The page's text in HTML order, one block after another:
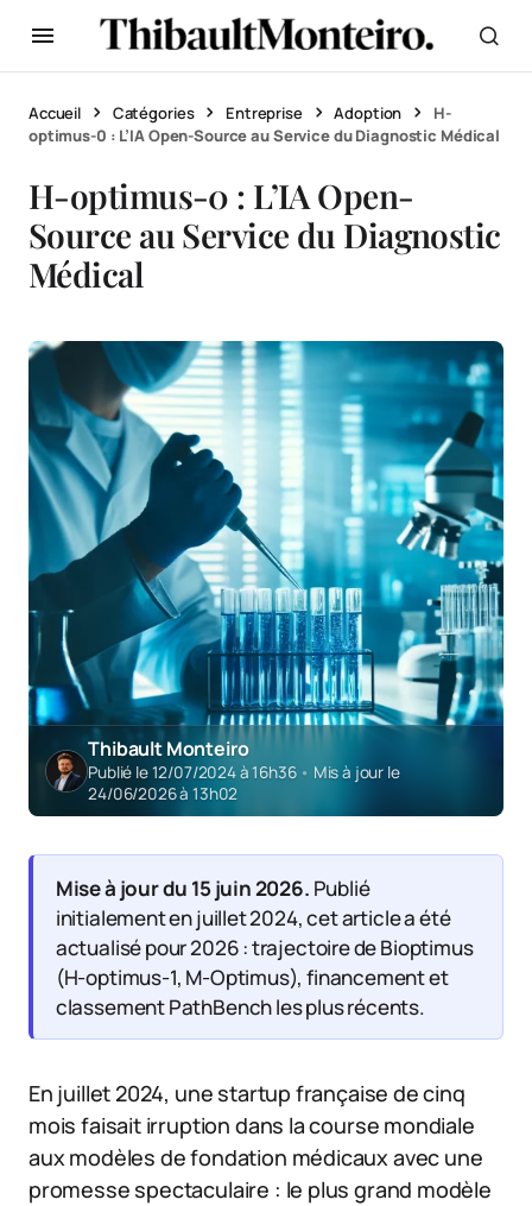
Accueil Catégories Entreprise Adoption
H-
optimus-0 : L’IA Open-Source au Service du Diagnostic Médical
H-optimus-0 : L’IA Open-
Source au Service du Diagnostic
Médical
Thibault Monteiro
Publié le 12/07/2024 à 16h36 • Mis à jour le
24/06/2026 à 13h02
Mise à jour du 15 juin 2026. Publié
initialement en juillet 2024, cet article a été
actualisé pour 2026 : trajectoire de Bioptimus
(H-optimus-1, M-Optimus), financement et
classement PathBench les plus récents.
En juillet 2024, une startup française de cinq
mois faisait irruption dans la course mondiale
aux modèles de fondation médicaux avec une
promesse spectaculaire : le plus grand modèle